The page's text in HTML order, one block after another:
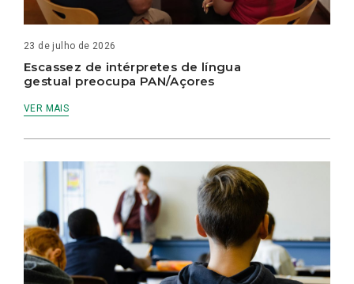
23 de julho de 2026
Escassez de intérpretes de língua
gestual preocupa PAN/Açores
VER MAIS